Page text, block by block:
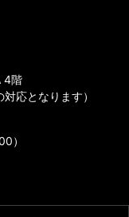
4階
応となります）
）